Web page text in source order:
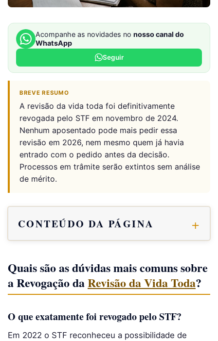
Acompanhe as novidades no nosso canal do
WhatsApp
Seguir
BREVE RESUMO
A revisão da vida toda foi definitivamente
revogada pelo STF em novembro de 2024.
Nenhum aposentado pode mais pedir essa
revisão em 2026, nem mesmo quem já havia
entrado com o pedido antes da decisão.
Processos em trâmite serão extintos sem análise
de mérito.
CONTEÚDO DA PÁGINA
Quais são as dúvidas mais comuns sobre
a Revogação daRevisão da Vida Toda?
O que exatamente foi revogado pelo STF?
Em 2022 o STF reconheceu a possibilidade de